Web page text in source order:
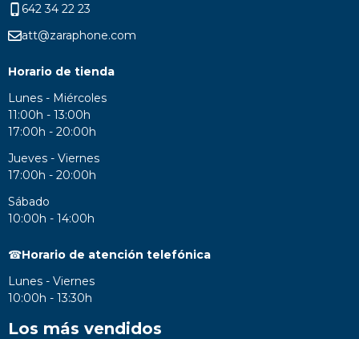
642 34 22 23
att@zaraphone.com
Horario de tienda
Lunes - Miércoles
11:00h - 13:00h
17:00h - 20:00h
Jueves - Viernes
17:00h - 20:00h
Sábado
10:00h - 14:00h
☎Horario de atención telefónica
Lunes - Viernes
10:00h - 13:30h
Los más vendidos